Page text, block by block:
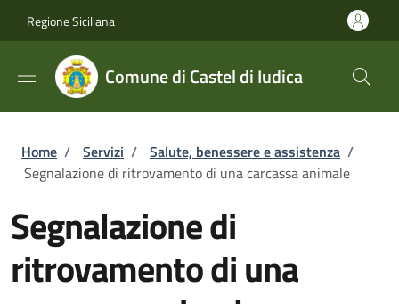
Regione Siciliana
Comune di Castel di Iudica
Briciole di pane
Home / Servizi / Salute, benessere e assistenza /
Segnalazione di ritrovamento di una carcassa animale
Segnalazione di
ritrovamento di una